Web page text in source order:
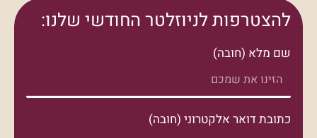
להצטרפות לניוזלטר החודשי שלנו:
שם מלא (חובה)
כתובת דואר אלקטרוני (חובה)